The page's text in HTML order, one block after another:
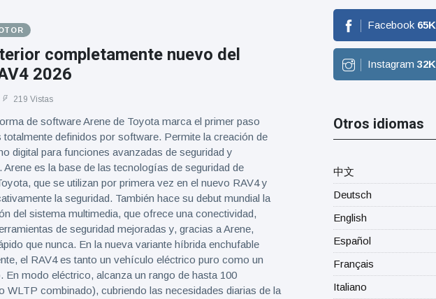
completamente nuevo del
2026
219 Vistas
de software Arene de Toyota marca el primer paso
definidos por software. Permite la creación de
digital para funciones avanzadas de seguridad y
Arene es la base de las tecnologías de seguridad de
que se utilizan por primera vez en el nuevo RAV4 y
la seguridad. También hace su debut mundial la
del sistema multimedia, que ofrece una conectividad,
de seguridad mejoradas y, gracias a Arene,
que nunca. En la nueva variante híbrida enchufable
el RAV4 es tanto un vehículo eléctrico puro como un
En modo eléctrico, alcanza un rango de hasta 100
WLTP combinado), cubriendo las necesidades diarias de la
Facebook 65K
Instagram 32K
Otros idiomas
中文
Deutsch
English
Español
Français
Italiano